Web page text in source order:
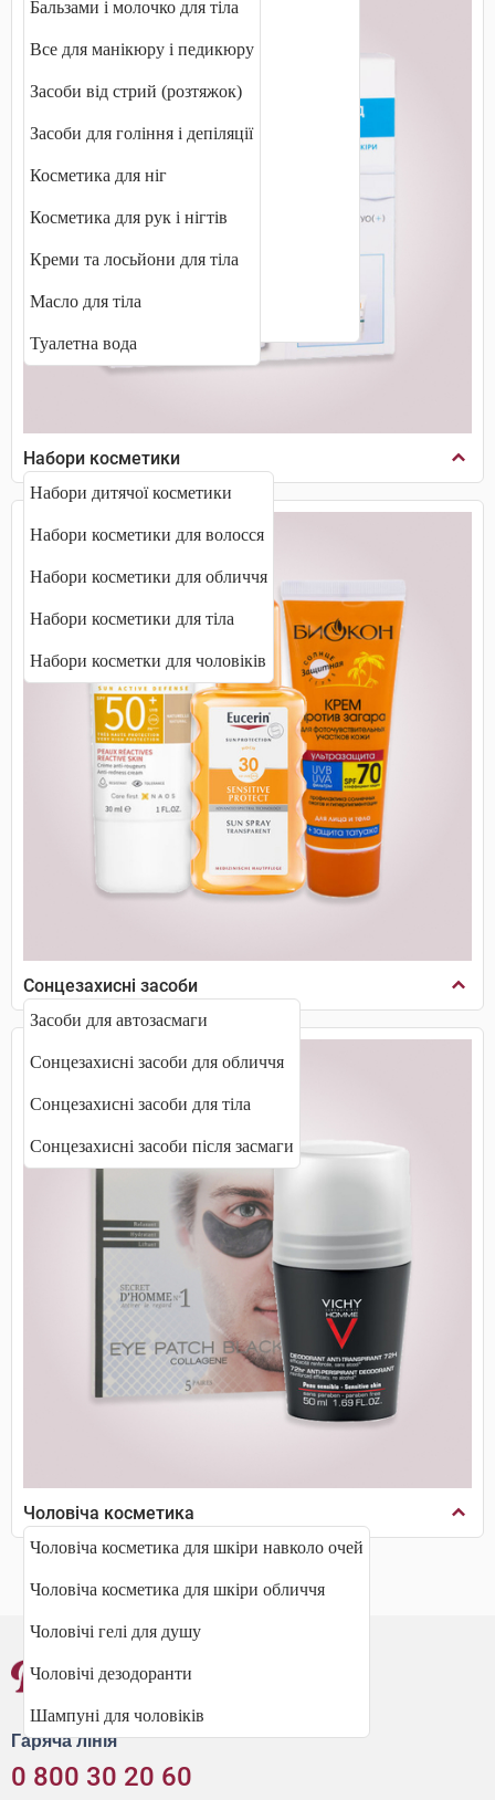
Бальзами і молочко для тіла
Все для манікюру і педикюру
Засоби від стрий (розтяжок)
Засоби для гоління і депіляції
Косметика для ніг
Косметика для рук і нігтів
Креми та лосьйони для тіла
Масло для тіла
Туалетна вода
Набори косметики
Набори дитячої косметики
Набори косметики для волосся
Набори косметики для обличчя
Набори косметики для тіла
Набори косметки для чоловіків
Сонцезахисні засоби
Засоби для автозасмаги
Сонцезахисні засоби для обличчя
Сонцезахисні засоби для тіла
Сонцезахисні засоби після засмаги
Чоловіча косметика
Чоловіча косметика для шкіри навколо очей
Чоловіча косметика для шкіри обличчя
Чоловічі гелі для душу
Чоловічі дезодоранти
Шампуні для чоловіків
Гаряча лінія
0 800 30 20 60